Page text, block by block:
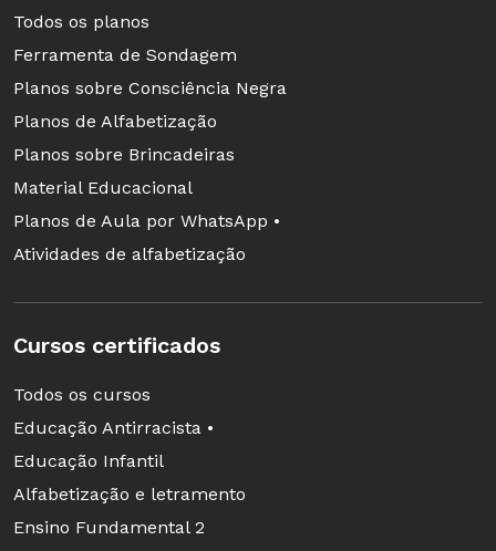
Todos os planos
Ferramenta de Sondagem
Planos sobre Consciência Negra
Planos de Alfabetização
Planos sobre Brincadeiras
Material Educacional
Planos de Aula por WhatsApp •
Atividades de alfabetização
Cursos certificados
Todos os cursos
Educação Antirracista •
Educação Infantil
Alfabetização e letramento
Ensino Fundamental 2